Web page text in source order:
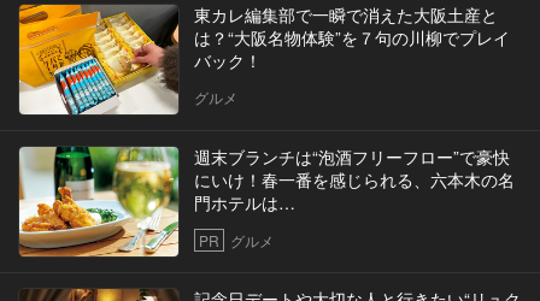
東カレ編集部で一瞬で消えた大阪土産と
は？“大阪名物体験”を７句の川柳でプレイ
バック！
グルメ
週末ブランチは“泡酒フリーフロー”で豪快
にいけ！春一番を感じられる、六本木の名
門ホテルは…
PR グルメ